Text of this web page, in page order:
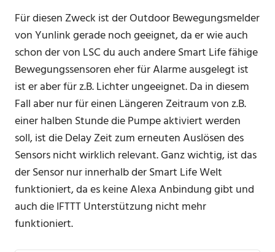
Für diesen Zweck ist der Outdoor Bewegungsmelder
von Yunlink gerade noch geeignet, da er wie auch
schon der von LSC du auch andere Smart Life fähige
Bewegungssensoren eher für Alarme ausgelegt ist
ist er aber für z.B. Lichter ungeeignet. Da in diesem
Fall aber nur für einen Längeren Zeitraum von z.B.
einer halben Stunde die Pumpe aktiviert werden
soll, ist die Delay Zeit zum erneuten Auslösen des
Sensors nicht wirklich relevant. Ganz wichtig, ist das
der Sensor nur innerhalb der Smart Life Welt
funktioniert, da es keine Alexa Anbindung gibt und
auch die IFTTT Unterstützung nicht mehr
funktioniert.